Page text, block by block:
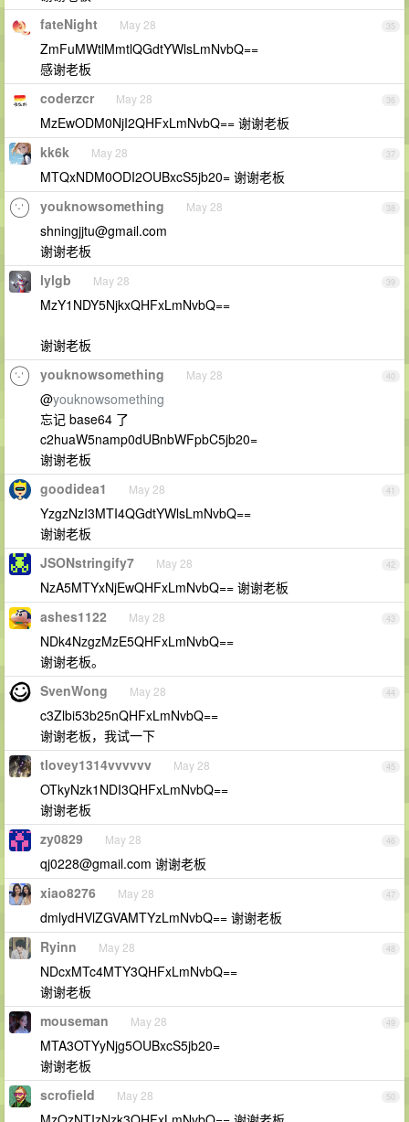
35
fateNight May 28
ZmFuMWtlMmtlQGdtYWlsLmNvbQ==
感谢老板
36
coderzcr May 28
MzEwODM0NjI2QHFxLmNvbQ== 谢谢老板
37
kk6k May 28
MTQxNDM0ODI2OUBxcS5jb20= 谢谢老板
38
youknowsomething May 28
shningjjtu@gmail.com
谢谢老板
39
lylgb May 28
MzY1NDY5NjkxQHFxLmNvbQ==
谢谢老板
40
youknowsomething May 28
@youknowsomething
忘记 base64 了
c2huaW5namp0dUBnbWFpbC5jb20=
谢谢老板
41
goodidea1 May 28
YzgzNzI3MTI4QGdtYWlsLmNvbQ==
谢谢老板
42
JSONstringify7 May 28
NzA5MTYxNjEwQHFxLmNvbQ== 谢谢老板
43
ashes1122 May 28
NDk4NzgzMzE5QHFxLmNvbQ==
谢谢老板。
44
SvenWong May 28
c3Zlbi53b25nQHFxLmNvbQ==
谢谢老板，我试一下
45
tlovey1314vvvvvv May 28
OTkyNzk1NDI3QHFxLmNvbQ==
谢谢老板
46
zy0829 May 28
qj0228@gmail.com 谢谢老板
47
xiao8276 May 28
dmlydHVlZGVAMTYzLmNvbQ== 谢谢老板
48
Ryinn May 28
NDcxMTc4MTY3QHFxLmNvbQ==
谢谢老板
49
mouseman May 28
MTA3OTYyNjg5OUBxcS5jb20=
谢谢老板
50
scrofield May 28